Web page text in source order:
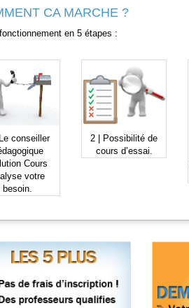
CA MARCHE ?
en 5 étapes :
conseiller
Cours
votre
besoin.
2 | Possibilité de
cours d’essai